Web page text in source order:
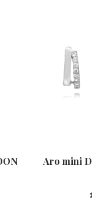
Aro mini